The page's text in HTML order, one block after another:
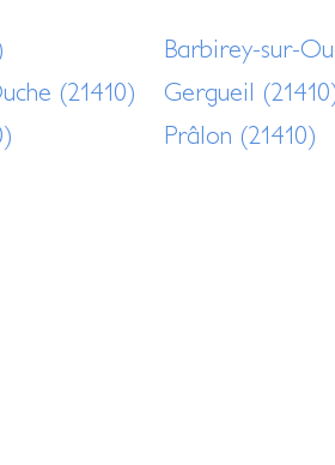
Barbirey-sur-
(21410)
Gergueil
Prâlon (21410)